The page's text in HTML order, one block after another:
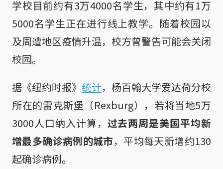
学校目前约有3万4000名学生，其中约有1万
5000名学生正在进行线上教学。随着校园以
及周遭地区疫情升温，校方曾警告可能会关闭
校园。
据《纽约时报》 统计，杨百翰大学爱达荷分校
所在的雷克斯堡（Rexburg），若将当地5万
3000人口纳入计算， 过去两周是美国平均新
增最多确诊病例的城市，平均每天新增约130
起确诊病例。